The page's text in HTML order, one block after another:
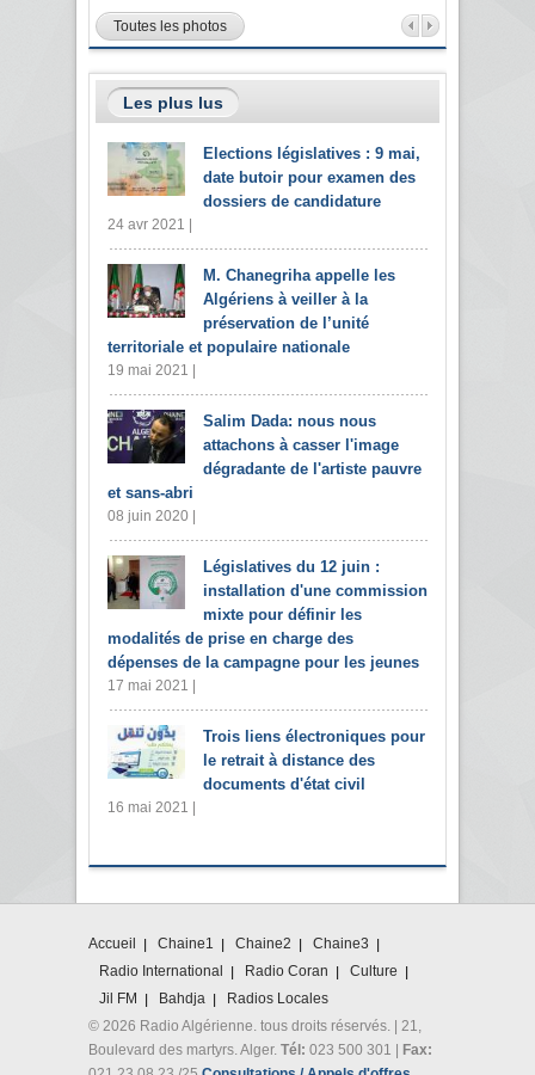
Toutes les photos
Les plus lus
Elections législatives : 9 mai,
date butoir pour examen des
dossiers de candidature
24 avr 2021 |
M. Chanegriha appelle les
Algériens à veiller à la
préservation de l’unité
territoriale et populaire nationale
19 mai 2021 |
Salim Dada: nous nous
attachons à casser l'image
dégradante de l'artiste pauvre
et sans-abri
08 juin 2020 |
Législatives du 12 juin :
installation d'une commission
mixte pour définir les
modalités de prise en charge des
dépenses de la campagne pour les jeunes
17 mai 2021 |
Trois liens électroniques pour
le retrait à distance des
documents d'état civil
16 mai 2021 |
Accueil Chaine1 Chaine2
Chaine3
Radio International
Radio Coran
Culture
Jil FM
Bahdja
Radios Locales
© 2026 Radio Algérienne. tous droits réservés. | 21,
Boulevard des martyrs. Alger. Tél: 023 500 301 | Fax: